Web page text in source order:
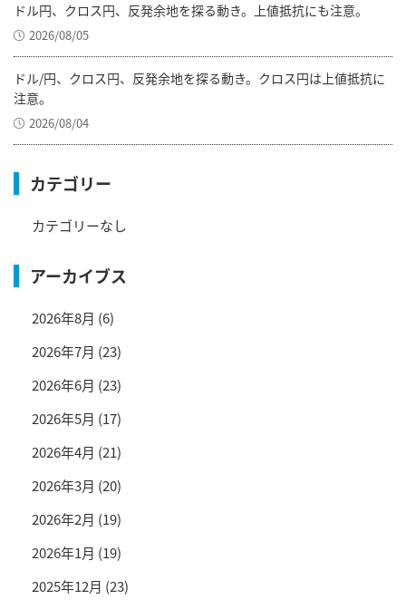
ドル円、クロス円、反発余地を探る動き。上値抵抗にも注意。
2026/08/05
ドル/円、クロス円、反発余地を探る動き。クロス円は上値抵抗に
注意。
2026/08/04
カテゴリー
カテゴリーなし
アーカイブス
2026年8月 (6)
2026年7月 (23)
2026年6月 (23)
2026年5月 (17)
2026年4月 (21)
2026年3月 (20)
2026年2月 (19)
2026年1月 (19)
2025年12月 (23)